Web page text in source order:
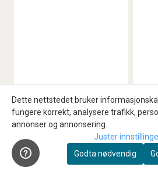
Colorama Photo
Colorama
Bakgrunnspapir 2,72
x 11m Smoke Grey
Dette nettstedet bruker
fungere korrekt, analysere trafikk,
annonser og annonsering.
Juster
Godta nødvendig